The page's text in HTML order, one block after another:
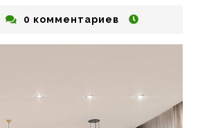
qustu0 комментариев